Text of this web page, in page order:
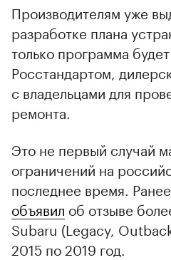
Производителям уже
разработке плана
только программа
Росстандартом,
с владельцами для
ремонта.
Это не первый случай
ограничений на
последнее время.
объявил об отзыве
Subaru (Legacy,
2015 по 2019 год.